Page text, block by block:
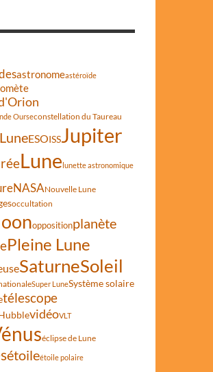
du Clos de Vougeot
astronomeastéroïde
Ourseconstellation du Taureau
ESOISSJupiter
Lunelunette astronomique
NASANouvelle Lune
occultation
oppositionplanète
Pleine Lune
SaturneSoleil
Super LuneSystème solaire
télescope
vidéoVLT
éclipse de Lune
étoileétoile polaire